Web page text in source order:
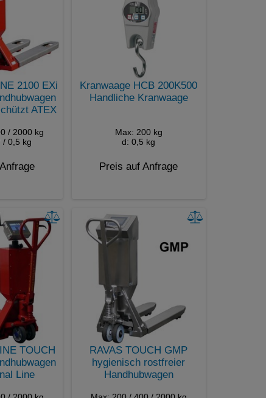
2100 EXi
ATEX
/ 2000 kg
/ 0,5 kg
Kranwaage HCB 200K500
Handliche Kranwaage
Max: 200 kg
d: 0,5 kg
Preis auf Anfrage
TOUCH
Line
RAVAS TOUCH GMP
hygienisch rostfreier
Handhubwagen